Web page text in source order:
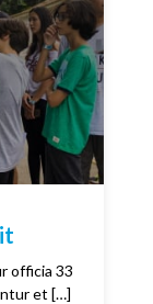
officia 33
et […]